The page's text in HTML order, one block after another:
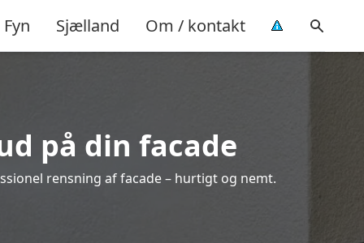
Fyn Sjælland Om / kontakt
på din facade
rensning af facade – hurtigt og nemt.